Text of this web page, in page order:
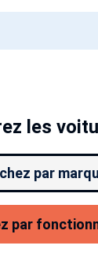
les
par
par